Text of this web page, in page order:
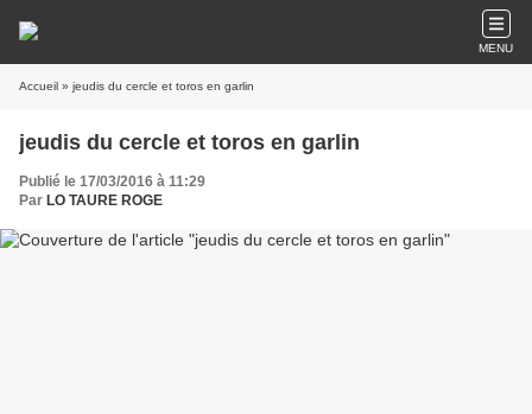
MENU
Accueil » jeudis du cercle et toros en garlin
jeudis du cercle et toros en garlin
Publié le 17/03/2016 à 11:29
Par LO TAURE ROGE